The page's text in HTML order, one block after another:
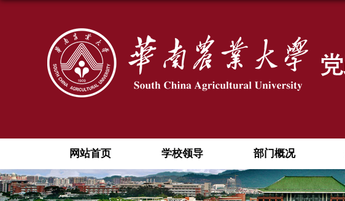
网站首页 学校领导 部门概况